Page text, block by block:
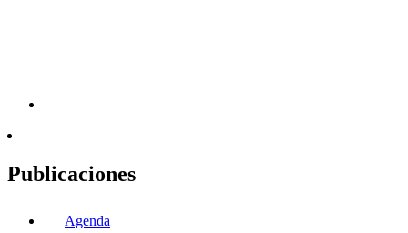
Publicaciones
Agenda